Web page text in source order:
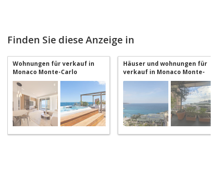
Finden Sie diese Anzeige in
Wohnungen für verkauf in
Monaco Monte-Carlo
Häuser und wohnungen für
verkauf in Monaco Monte-
Carlo